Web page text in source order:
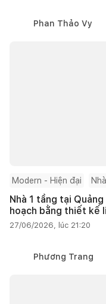
Phan Thảo Vy
Modern - Hiện đại
Nhà 1 tầng tại
hoạch bằng thiết kế
27/06/2026, lúc 21:20
Phương Trang